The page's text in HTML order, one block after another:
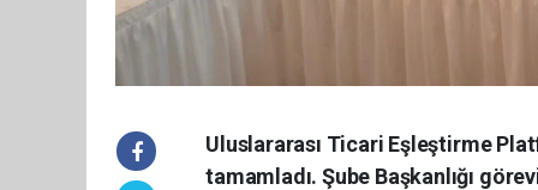
Uluslararası Ticari Eşleştirme
tamamladı. Şube Başkanlığı